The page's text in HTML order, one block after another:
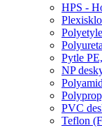
HPS -
Pytle
NP
PVC
Teflon